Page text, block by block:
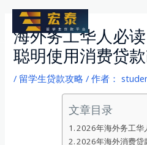
海外务工华人必
聪明使用消费贷
/ 留学生贷款攻略 / 作者：
文章目录
2026年海外务工华
2026年海外消费贷